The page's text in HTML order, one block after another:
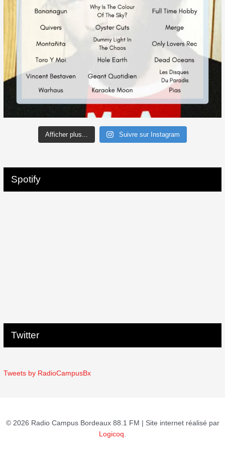
Afficher plus... Suivre sur Instagram
Spotify
Twitter
Tweets by RadioCampusBx
© 2026 Radio Campus Bordeaux 88.1 FM | Site internet réalisé par
Logicoq.